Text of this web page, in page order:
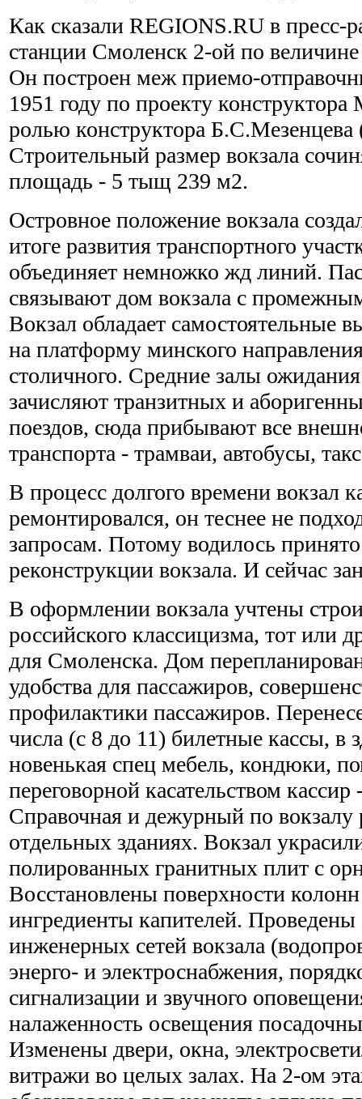
Как сказали REGIONS.RU в
станции Смоленск 2-ой по
Он построен меж приемо-
1951 году по проекту
ролью конструктора
Строительный размер вокзала
площадь - 5 тыщ 239 м2.
Островное положение вокзала
итоге развития транспортного
объединяет немножко жд линий.
связывают дом вокзала с
Вокзал обладает самостоятельные
на платформу минского
столичного. Средние залы
зачисляют транзитных и
поездов, сюда прибывают все
транспорта - трамваи, автобусы,
В процесс долгого времени вокзал
ремонтировался, он теснее не
запросам. Потому водилось
реконструкции вокзала. И сейчас
В оформлении вокзала учтены
российского классицизма, тот или
для Смоленска. Дом
удобства для пассажиров,
профилактики пассажиров.
числа (с 8 до 11) билетные кассы, в
новенькая спец мебель, кондюки,
переговорной касательством
Справочная и дежурный по
отдельных зданиях. Вокзал
полированных гранитных плит с
Восстановлены поверхности
ингредиенты капителей. Проведены
инженерных сетей вокзала
энерго- и электроснабжения,
сигнализации и звучного
налаженность освещения
Изменены двери, окна,
витражи во целых залах. На 2-ом